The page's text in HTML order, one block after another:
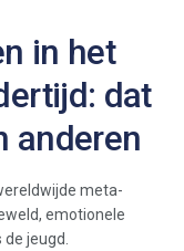
in het
dat
anderen